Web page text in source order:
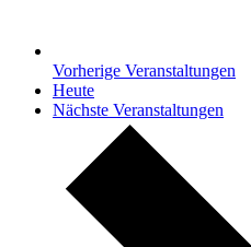
Vorherige Veranstaltungen
Heute
Nächste Veranstaltungen